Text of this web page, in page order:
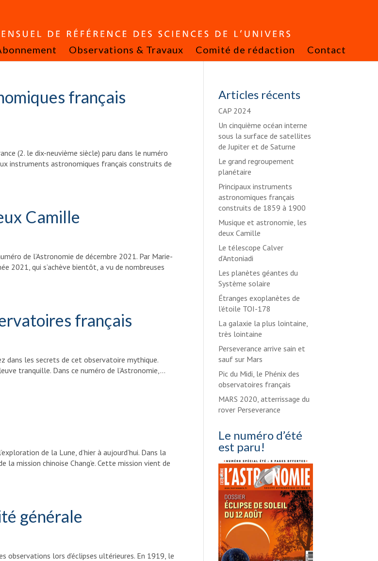
Observations & Travaux Comité de rédaction Contact
français
(2. le dix-neuvième siècle) paru dans le numéro
instruments astronomiques français construits de
Camille
de l’Astronomie de décembre 2021. Par Marie-
2021, qui s’achève bientôt, a vu de nombreuses
français
dans les secrets de cet observatoire mythique.
tranquille. Dans ce numéro de l’Astronomie,...
de la Lune, d’hier à aujourd’hui. Dans la
mission chinoise Chang’e. Cette mission vient de
générale
observations lors d’éclipses ultérieures. En 1919, le
Articles récents
CAP 2024
Un cinquième océan interne
sous la surface de satellites
de Jupiter et de Saturne
Le grand regroupement
planétaire
Principaux instruments
astronomiques français
construits de 1859 à 1900
Musique et astronomie, les
deux Camille
Le télescope Calver
d’Antoniadi
Les planètes géantes du
Système solaire
Étranges exoplanètes de
l’étoile TOI-178
La galaxie la plus lointaine,
très lointaine
Perseverance arrive sain et
sauf sur Mars
Pic du Midi, le Phénix des
observatoires français
MARS 2020, atterrissage du
rover Perseverance
Le numéro d’été
est paru!